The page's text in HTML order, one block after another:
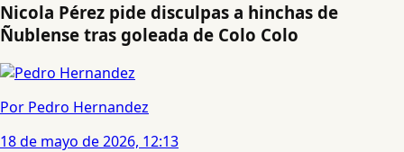
Nicola Pérez pide disculpas a hinchas de
Ñublense tras goleada de Colo Colo
Por Pedro Hernandez
18 de mayo de 2026, 12:13